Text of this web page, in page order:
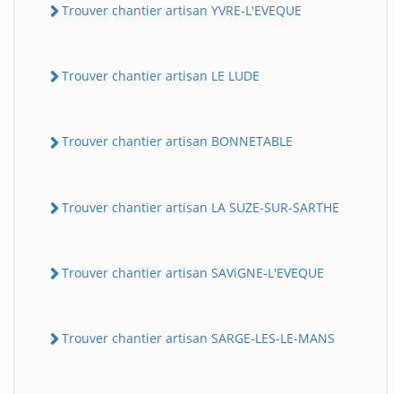
Trouver chantier artisan YVRE-L'EVEQUE
Trouver chantier artisan LE LUDE
Trouver chantier artisan BONNETABLE
Trouver chantier artisan LA SUZE-SUR-SARTHE
Trouver chantier artisan SAViGNE-L'EVEQUE
Trouver chantier artisan SARGE-LES-LE-MANS